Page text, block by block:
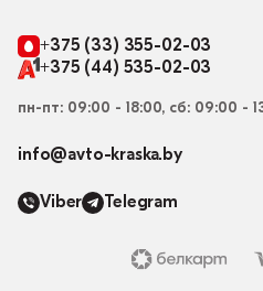
+375 (33) 355-02-03
+375 (44) 535-02-03
пн-пт: 09:00 - 18:00, сб: 09:00 -
info@avto-kraska.by
Viber Telegram